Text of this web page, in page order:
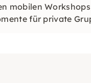
mobilen
für private